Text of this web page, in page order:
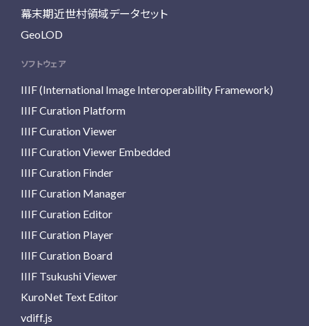
幕末期近世村領域データセット
GeoLOD
ソフトウェア
IIIF (International Image Interoperability Framework)
IIIF Curation Platform
IIIF Curation Viewer
IIIF Curation Viewer Embedded
IIIF Curation Finder
IIIF Curation Manager
IIIF Curation Editor
IIIF Curation Player
IIIF Curation Board
IIIF Tsukushi Viewer
KuroNet Text Editor
vdiff.js